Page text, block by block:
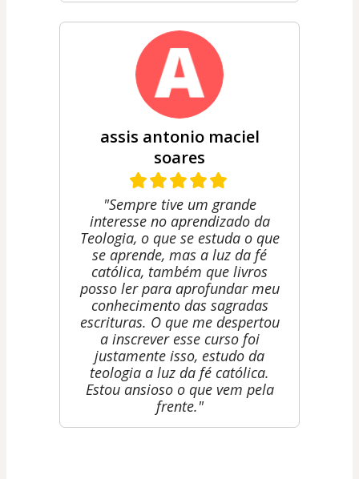
assis antonio maciel
soares
"Sempre tive um grande
interesse no aprendizado da
Teologia, o que se estuda o que
se aprende, mas a luz da fé
católica, também que livros
posso ler para aprofundar meu
conhecimento das sagradas
escrituras. O que me despertou
a inscrever esse curso foi
justamente isso, estudo da
teologia a luz da fé católica.
Estou ansioso o que vem pela
frente."